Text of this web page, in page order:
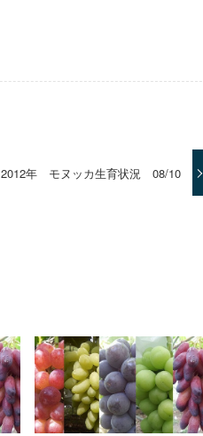
2012年 モヌッカ生育状況 08/10